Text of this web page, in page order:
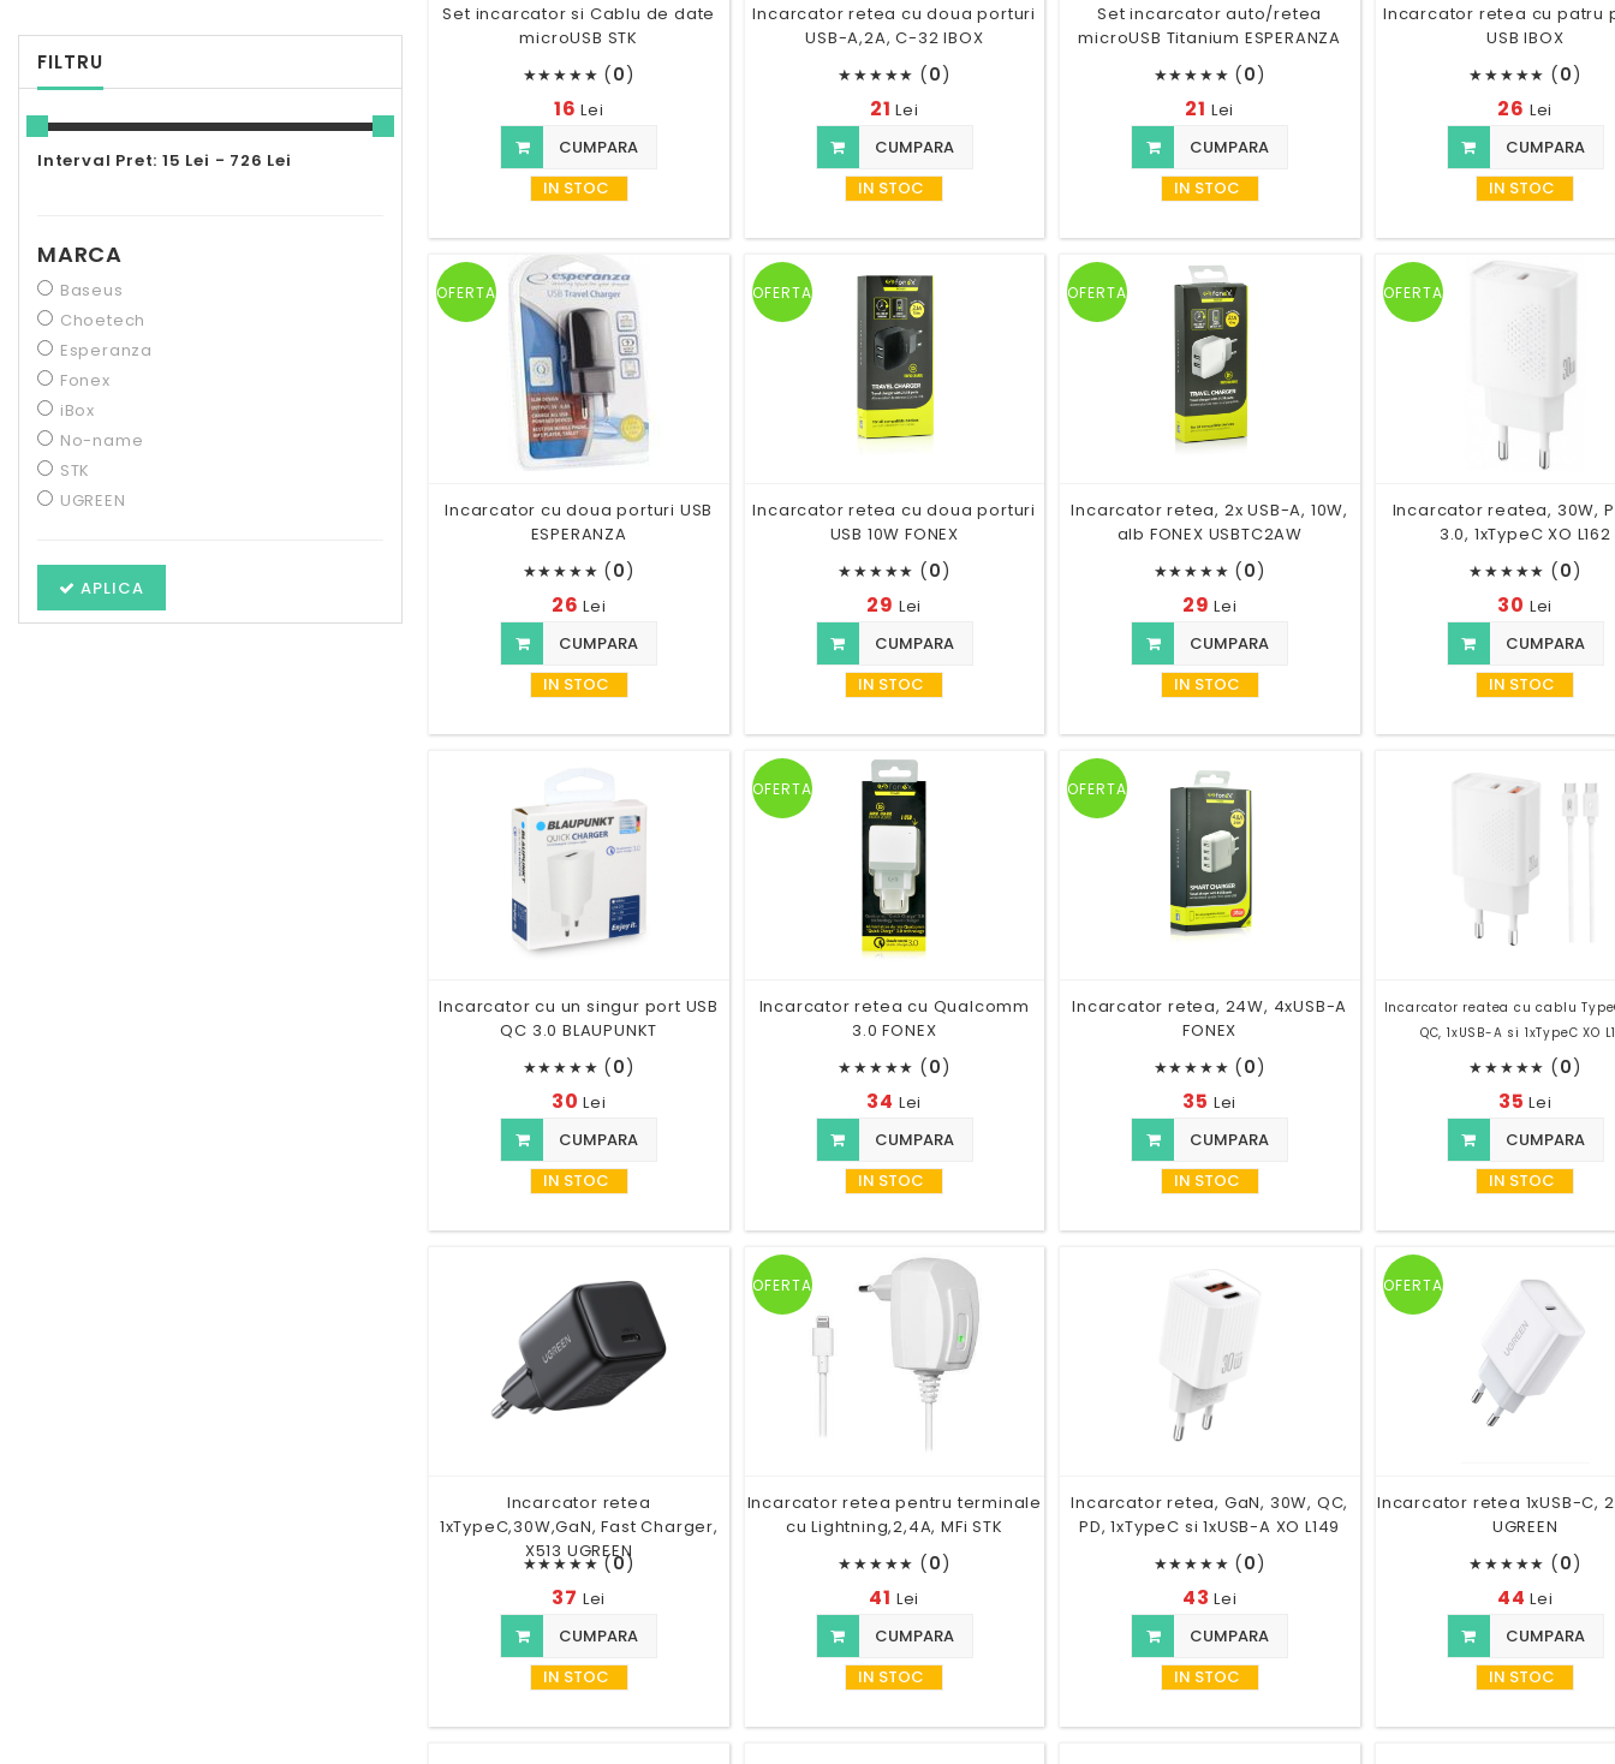
Set incarcator si Cablu de date
microUSB STK
★★★★★ (0)
16Lei
CUMPARA
IN STOC
Incarcator retea cu doua porturi
USB-A,2A, C-32 IBOX
★★★★★ (0)
21Lei
CUMPARA
IN STOC
Set incarcator auto/retea
microUSB Titanium ESPERANZA
★★★★★ (0)
21 Lei
CUMPARA
IN STOC
Incarcator retea cu patru
USB IBOX
★★★★★ (0)
26 Lei
CUMPARA
IN STOC
OFERTA
Incarcator cu doua porturi USB
ESPERANZA
★★★★★ (0)
26Lei
CUMPARA
IN STOC
OFERTA
Incarcator retea cu doua porturi
USB 10W FONEX
★★★★★ (0)
29 Lei
CUMPARA
IN STOC
OFERTA
Incarcator retea, 2x USB-A, 10W,
alb FONEX USBTC2AW
★★★★★ (0)
29Lei
CUMPARA
IN STOC
OFERTA
Incarcator reatea, 30W,
3.0, 1xTypeC XO L162
★★★★★ (0)
30 Lei
CUMPARA
IN STOC
Incarcator cu un singur port USB
QC 3.0 BLAUPUNKT
★★★★★ (0)
30Lei
CUMPARA
IN STOC
OFERTA
Incarcator retea cu Qualcomm
3.0 FONEX
★★★★★ (0)
34 Lei
CUMPARA
IN STOC
OFERTA
Incarcator retea, 24W, 4xUSB-A
FONEX
★★★★★ (0)
35 Lei
CUMPARA
IN STOC
Incarcator reatea cu cablu
QC, 1xUSB-A si 1xTypeC XO
★★★★★ (0)
35Lei
CUMPARA
IN STOC
Incarcator retea
1xTypeC,30W,GaN, Fast Charger,
X513 UGREEN
★★★★★ (0)
37 Lei
CUMPARA
IN STOC
OFERTA
Incarcator retea pentru terminale
cu Lightning,2,4A, MFi STK
★★★★★ (0)
41 Lei
CUMPARA
IN STOC
Incarcator retea, GaN, 30W, QC,
PD, 1xTypeC si 1xUSB-A XO L149
★★★★★ (0)
43Lei
CUMPARA
IN STOC
OFERTA
Incarcator retea 1xUSB-C,
UGREEN
★★★★★ (0)
44Lei
CUMPARA
IN STOC
FILTRU
Interval Pret: 15 Lei - 726 Lei
MARCA
Baseus
Choetech
Esperanza
Fonex
iBox
No-name
STK
UGREEN
APLICA